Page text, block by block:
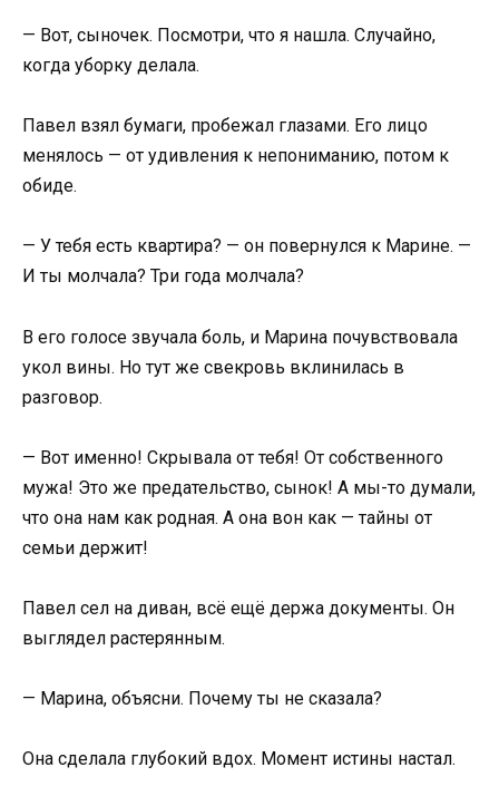
— Вот, сыночек. Посмотри, что я нашла. Случайно,
когда уборку делала.
Павел взял бумаги, пробежал глазами. Его лицо
менялось — от удивления к непониманию, потом к
обиде.
— У тебя есть квартира? — он повернулся к Марине. —
И ты молчала? Три года молчала?
В его голосе звучала боль, и Марина почувствовала
укол вины. Но тут же свекровь вклинилась в
разговор.
— Вот именно! Скрывала от тебя! От собственного
мужа! Это же предательство, сынок! А мы-то думали,
что она нам как родная. А она вон как — тайны от
семьи держит!
Павел сел на диван, всё ещё держа документы. Он
выглядел растерянным.
— Марина, объясни. Почему ты не сказала?
Она сделала глубокий вдох. Момент истины настал.